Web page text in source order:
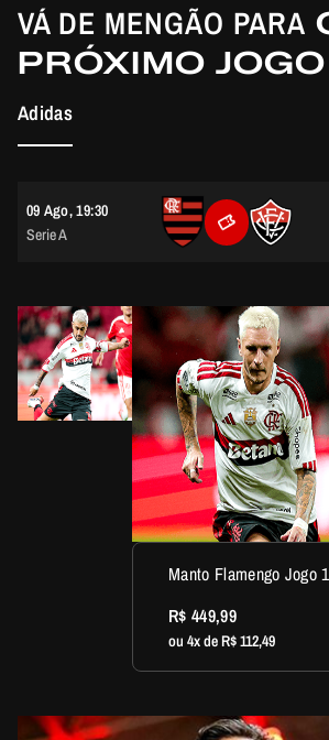
VÁ DE MENGÃO PARA
PRÓXIMO JOGO
Adidas
09 Ago, 19:30
Serie A
Manto Flamengo Jogo
R$ 449,99
ou 4x de R$ 112,49